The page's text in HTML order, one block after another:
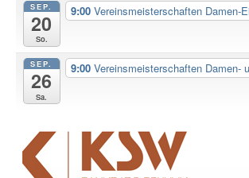
SEP.
20
So.
9:00 Vereinsmeisterschaften Damen-
SEP.
26
Sa.
9:00 Vereinsmeisterschaften Damen-